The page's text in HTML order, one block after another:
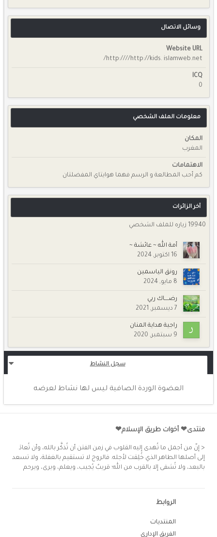
وسائل الاتصال
Website URL
http:////http://kids. islamweb.net/
ICQ
0
معلومات الملف الشخصي
المكان
المغرب
الاهتمامات
كم أحب المطالعة و الرسم فهما هوايتاي المفضلتان
آخر الزائرات
19940 زياره للملف الشخصي
أمة الله ~ عائشة ~
16 اكتوبر, 2024
رونق الياسمين
8 مايو, 2024
رضــــاك ربي
7 ديسمبر, 2021
راجية هداية المنان
9 سبتمبر, 2020
سجل النشاط
العضوة الوردة الصافية ليس لها نشاط لعرضه
منتدى❤ أخوات طريق الإسلام❤
< إنّ من أجمل ما تُهدى إليه القلوب في زمن الفتن أن تُذكَّر بالله، وأن تُعادَ
إلى أصلها الطاهر الذي خُلِقت لأجله. فالروح لا تستقيم بالغفلة، ولا تسعد
بالبعد، ولا تُشفى إلا بالقرب من الله؛ قريبٌ يُجيب، ويعلم، ويرى، ويرحم
الروابط
المنتديات
الفريق الإداري